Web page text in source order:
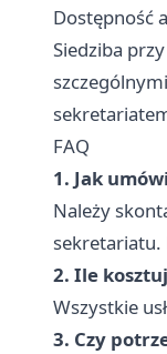
Dostępność
Siedziba
FAQ
1. Jak
Należy
sekretariatu.
2. Ile
Wszystkie
3. Czy